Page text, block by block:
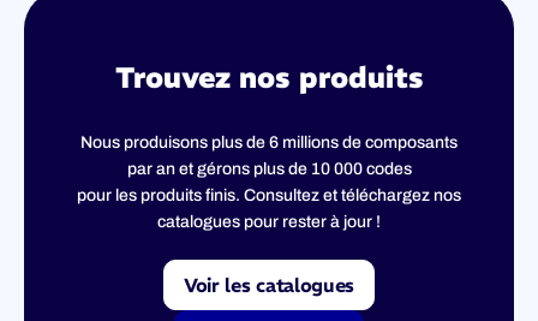
Trouvez nos produits
Nous produisons plus de 6 millions de composants
par an et gérons plus de 10 000 codes
pour les produits finis. Consultez et téléchargez nos
catalogues pour rester à jour !
Voir les catalogues